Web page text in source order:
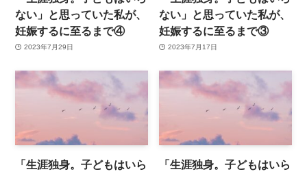
ない」と思っていた私が、
妊娠するに至るまで④
2023年7月29日
ない」と思っていた私が、
妊娠するに至るまで③
2023年7月17日
「生涯独身。子どもはいら
「生涯独身。子どもはいら